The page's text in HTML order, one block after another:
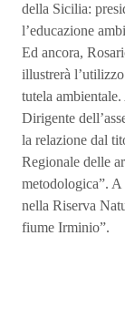
della Sicilia:
l’educazione
Ed ancora,
illustrerà
tutela
Dirigente
la relazione dal
Regionale delle
metodologica”.
nella Riserva
fiume Irminio”.